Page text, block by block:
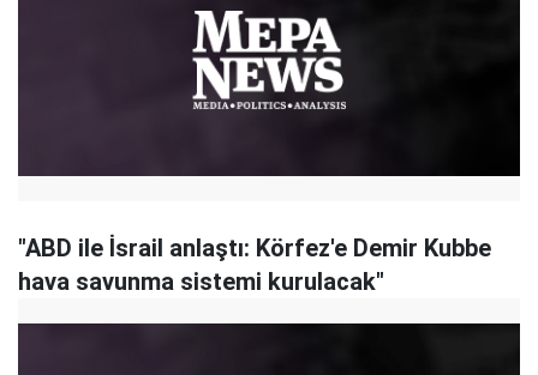
"ABD ile İsrail anlaştı: Körfez'e Demir Kubbe
hava savunma sistemi kurulacak"